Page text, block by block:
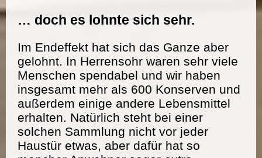
… doch es lohnte sich sehr.
Im Endeffekt hat sich das Ganze aber
gelohnt. In Herrensohr waren sehr viele
Menschen spendabel und wir haben
insgesamt mehr als 600 Konserven und
außerdem einige andere Lebensmittel
erhalten. Natürlich steht bei einer
solchen Sammlung nicht vor jeder
Haustür etwas, aber dafür hat so